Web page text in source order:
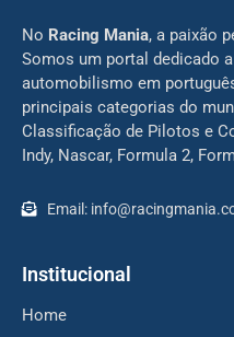
No Racing Mania, a paixão
Somos um portal dedicado
automobilismo em
principais categorias do
Classificação de Pilotos e
Indy, Nascar, Formula 2,
Email:
Institucional
Home